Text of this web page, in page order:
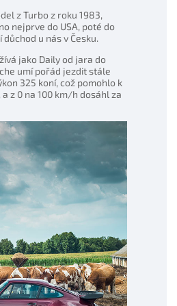
z Turbo z roku 1983,
nejprve do USA, poté do
u nás v Česku.
jako Daily od jara do
umí pořád jezdit stále
325 koní, což pomohlo k
z 0 na 100 km/h dosáhl za